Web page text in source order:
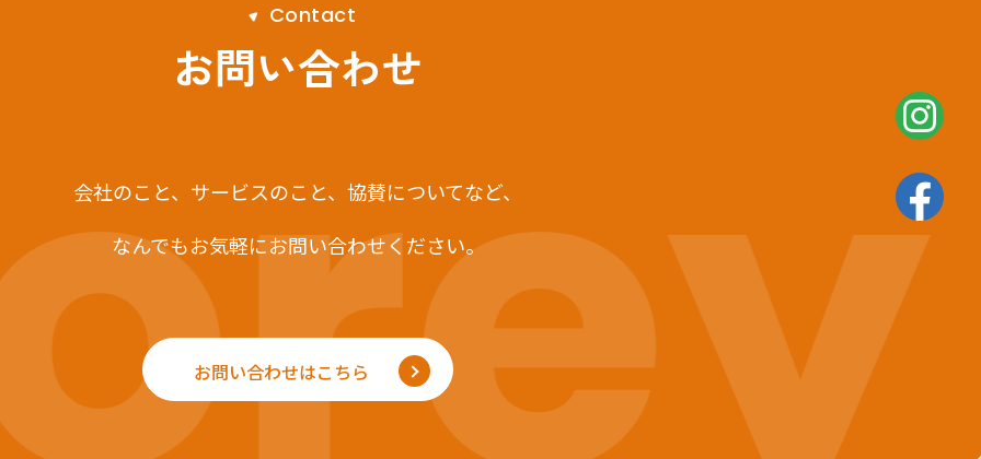
Contact
お問い合わせ
会社のこと、サービスのこと、 協賛についてなど、
なんでもお気軽にお問い合わせください。
お問い合わせはこちら